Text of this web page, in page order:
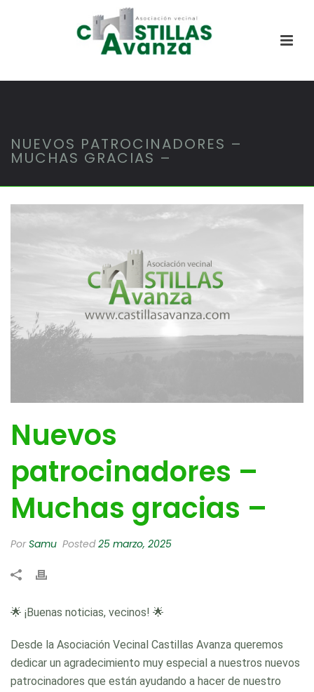
NUEVOS PATROCINADORES –
MUCHAS GRACIAS –
Nuevos
patrocinadores –
Muchas gracias –
PorSamu Posted25 marzo, 2025
🌟 ¡Buenas noticias, vecinos! 🌟
Desde la Asociación Vecinal Castillas Avanza queremos
dedicar un agradecimiento muy especial a nuestros nuevos
patrocinadores que están ayudando a hacer de nuestro